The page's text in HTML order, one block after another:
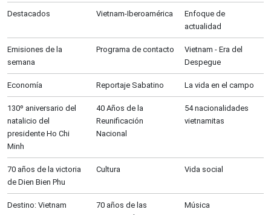
Destacados Vietnam-Iberoamérica
Enfoque de
actualidad
Emisiones de la
semana
Programa de contacto
Vietnam - Era del
Despegue
Economía Reportaje Sabatino La vida en el campo
130º aniversario del
natalicio del
presidente Ho Chi
Minh
40 Años de la
Reunificación
Nacional
54 nacionalidades
vietnamitas
70 años de la victoria
de Dien Bien Phu
Cultura Vida social
Destino: Vietnam
70 años de las
Música